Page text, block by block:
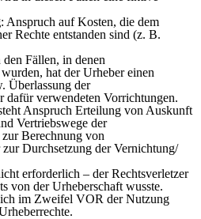
: Anspruch auf Kosten, die dem
Rechte entstanden sind (z. B.
den Fällen, in denen
hat der Urheber einen
Überlassung der
dafür verwendeten Vorrichtungen.
Anspruch Erteilung von Auskunft
Vertriebswege der
Berechnung von
zur Durchsetzung der Vernichtung/
erforderlich – der Rechtsverletzer
von der Urheberschaft wusste.
im Zweifel VOR der Nutzung